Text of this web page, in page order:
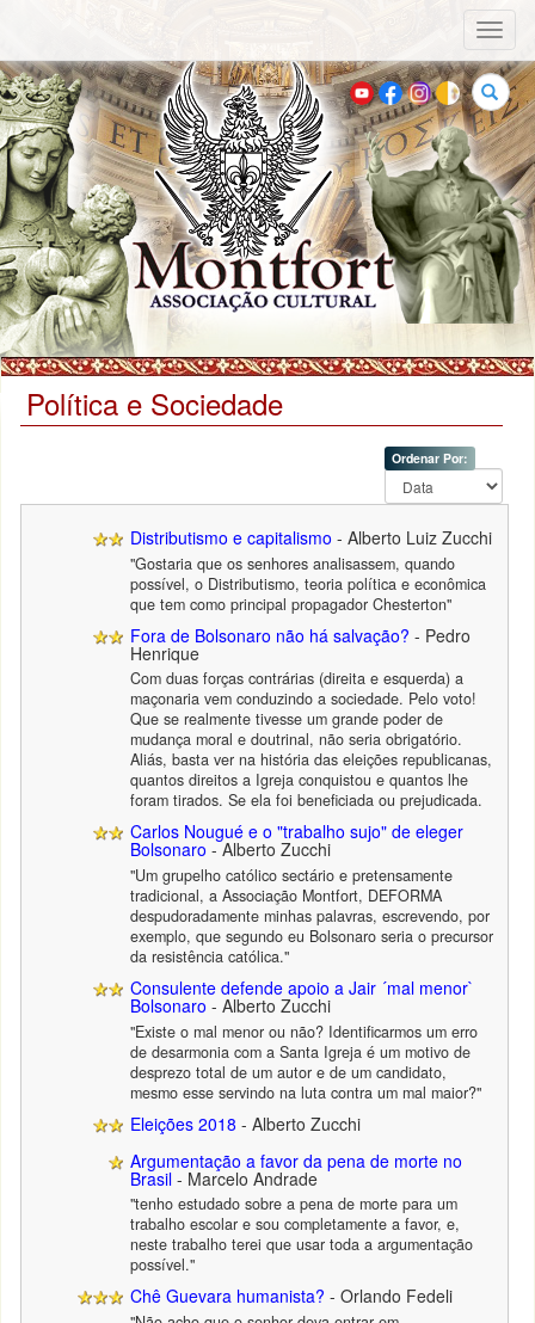
Buscar
Política e Sociedade
Ordenar Por:
Distributismo e capitalismo - Alberto Luiz Zucchi
"Gostaria que os senhores analisassem, quando
possível, o Distributismo, teoria política e econômica
que tem como principal propagador Chesterton"
Fora de Bolsonaro não há salvação? - Pedro
Henrique
Com duas forças contrárias (direita e esquerda) a
maçonaria vem conduzindo a sociedade. Pelo voto!
Que se realmente tivesse um grande poder de
mudança moral e doutrinal, não seria obrigatório.
Aliás, basta ver na história das eleições republicanas,
quantos direitos a Igreja conquistou e quantos lhe
foram tirados. Se ela foi beneficiada ou prejudicada.
Carlos Nougué e o "trabalho sujo" de eleger
Bolsonaro - Alberto Zucchi
"Um grupelho católico sectário e pretensamente
tradicional, a Associação Montfort, DEFORMA
despudoradamente minhas palavras, escrevendo, por
exemplo, que segundo eu Bolsonaro seria o precursor
da resistência católica."
Consulente defende apoio a Jair ´mal menor`
Bolsonaro - Alberto Zucchi
"Existe o mal menor ou não? Identificarmos um erro
de desarmonia com a Santa Igreja é um motivo de
desprezo total de um autor e de um candidato,
mesmo esse servindo na luta contra um mal maior?"
Eleições 2018 - Alberto Zucchi
Argumentação a favor da pena de morte no
Brasil - Marcelo Andrade
"tenho estudado sobre a pena de morte para um
trabalho escolar e sou completamente a favor, e,
neste trabalho terei que usar toda a argumentação
possível."
Chê Guevara humanista? - Orlando Fedeli